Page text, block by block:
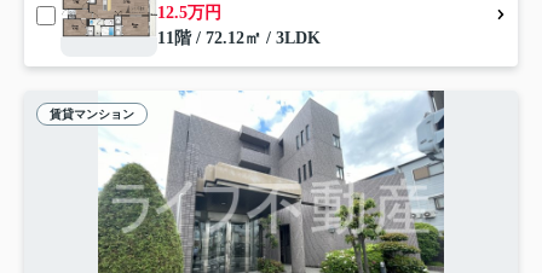
12.5万円
11階 / 72.12㎡ / 3LDK
賃貸マンション